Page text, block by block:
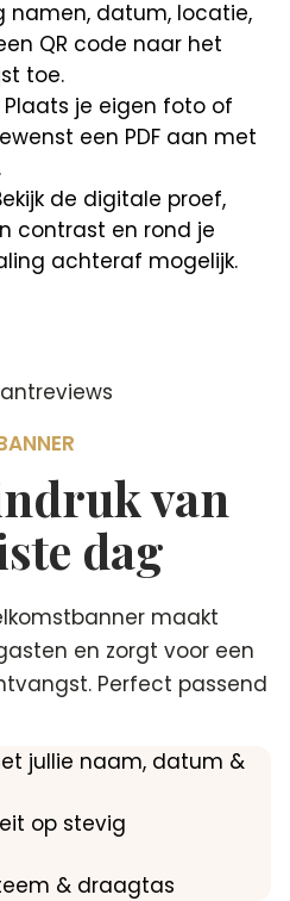
namen, datum, locatie,
QR code naar het
toe.
Plaats je eigen foto of
een PDF aan met
de digitale proef,
contrast en rond je
achteraf mogelijk.
van
dag
maakt
en zorgt voor een
Perfect passend
jullie naam, datum &
op stevig
& draagtas